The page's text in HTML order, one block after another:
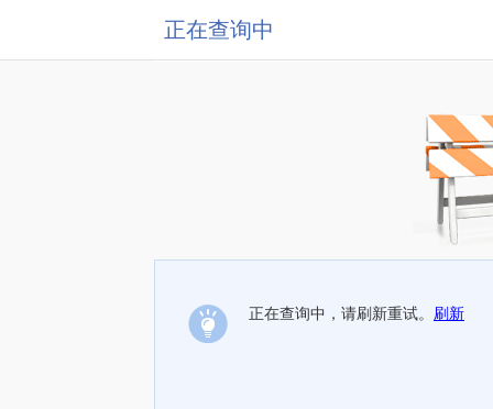
正在查询中
正在查询中，请刷新重试。 刷新